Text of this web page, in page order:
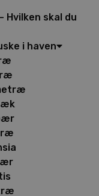
Hvilken skal du
i haven